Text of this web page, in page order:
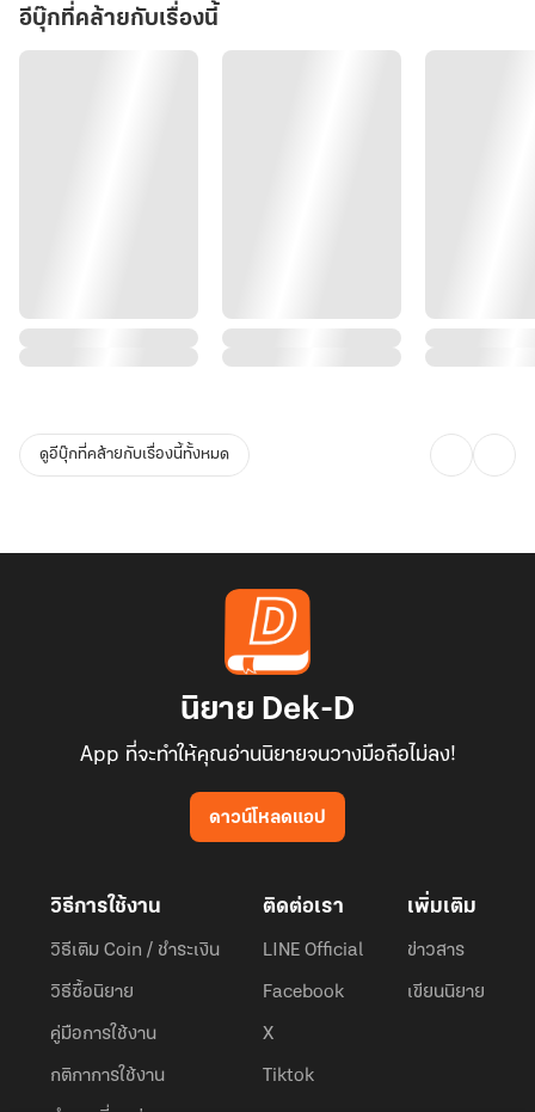
อีบุ๊กที่คล้ายกับเรื่องนี้
ดูอีบุ๊กที่คล้ายกับเรื่องนี้ทั้งหมด
นิยาย Dek-D
App ที่จะทำให้คุณอ่านนิยายจนวางมือถือไม่ลง!
ดาวน์โหลดแอป
วิธีการใช้งาน
วิธีเติม Coin / ชำระเงิน
วิธีซื้อนิยาย
คู่มือการใช้งาน
กติกาการใช้งาน
ติดต่อเรา
LINE Official
Facebook
X
Tiktok
เพิ่มเติม
ข่าวสาร
เขียนนิยาย